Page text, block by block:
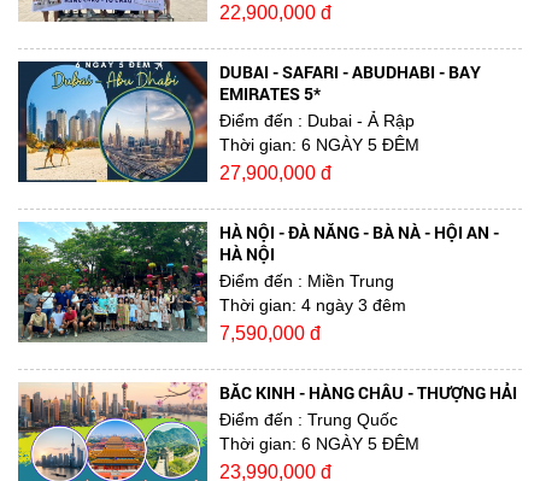
22,900,000 đ
DUBAI - SAFARI - ABUDHABI - BAY
EMIRATES 5*
Điểm đến : Dubai - Ả Rập
Thời gian: 6 NGÀY 5 ĐÊM
27,900,000 đ
HÀ NỘI - ĐÀ NẴNG - BÀ NÀ - HỘI AN -
HÀ NỘI
Điểm đến : Miền Trung
Thời gian: 4 ngày 3 đêm
7,590,000 đ
BẮC KINH - HÀNG CHÂU - THƯỢNG HẢI
Điểm đến : Trung Quốc
Thời gian: 6 NGÀY 5 ĐÊM
23,990,000 đ